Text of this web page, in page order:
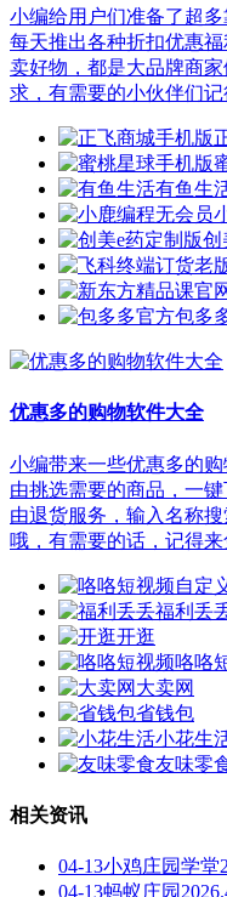
小编给用户们准备了超
每天推出各种折扣优惠
卖好物，都是大品牌商
求，有需要的小伙伴们记
有鱼生
创
包多
优惠多的购物软件大全
小编带来一些优惠多的
由挑选需要的商品，一
由退货服务，输入名称
哦，有需要的话，记得来
福利丢
开逛
咯咯
大卖网
省钱包
小花生
友味零
相关资讯
04-13小鸡庄园学堂
04-13蚂蚁庄园